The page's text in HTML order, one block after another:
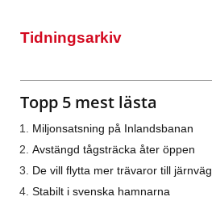
Tidningsarkiv
Topp 5 mest lästa
Miljonsatsning på Inlandsbanan
Avstängd tågsträcka åter öppen
De vill flytta mer trävaror till järnväg
Stabilt i svenska hamnarna